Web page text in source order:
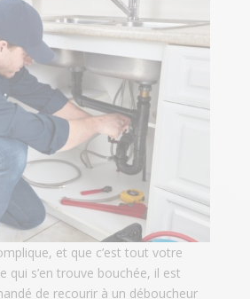
et que c’est tout votre
qui s’en trouve bouchée, il est
de recourir à un déboucheur